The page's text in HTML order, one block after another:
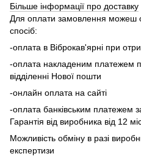
Більше інформації про доставку
Для оплати замовлення можеш
спосіб:
-оплата в Віброкав'ярні при
-оплата накладеним платежем
відділенні Нової пошти
-онлайн оплата на сайті
-оплата банківським платежем
Гарантія від виробника від 12
Можливість обміну в разі
експертизи